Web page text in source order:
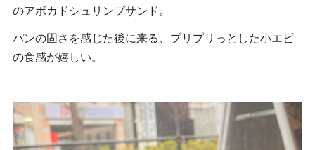
のアボカドシュリンプサンド。
パンの固さを感じた後に来る、プリプリっとした小エビ
の食感が嬉しい。